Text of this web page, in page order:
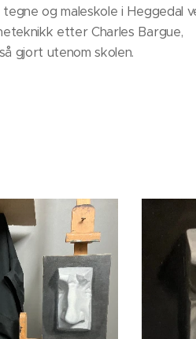
og maleskole i Heggedal
etter Charles Bargue,
gjort utenom skolen.